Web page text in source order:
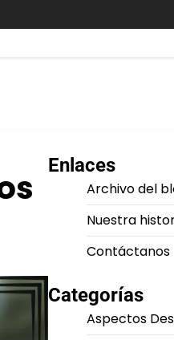
Enlaces
Archivo del
Nuestra
Contáctanos
Categorías
Aspectos